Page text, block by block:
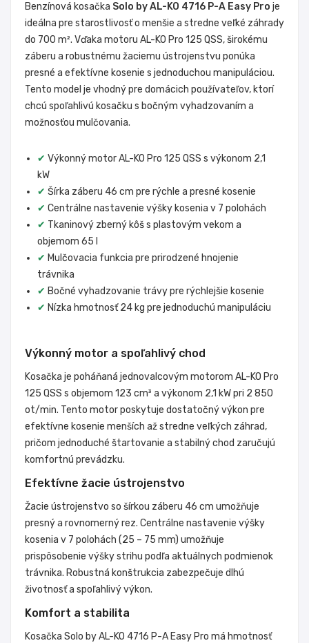
Benzínová kosačka Solo by AL-KO 4716 P-A Easy Pro je
ideálna pre starostlivosť o menšie a stredne veľké záhrady
do 700 m². Vďaka motoru AL-KO Pro 125 QSS, širokému
záberu a robustnému žaciemu ústrojenstvu ponúka
presné a efektívne kosenie s jednoduchou manipuláciou.
Tento model je vhodný pre domácich používateľov, ktorí
chcú spoľahlivú kosačku s bočným vyhadzovaním a
možnosťou mulčovania.
✔ Výkonný motor AL-KO Pro 125 QSS s výkonom 2,1
kW
✔ Šírka záberu 46 cm pre rýchle a presné kosenie
✔ Centrálne nastavenie výšky kosenia v 7 polohách
✔ Tkaninový zberný kôš s plastovým vekom a
objemom 65 l
✔ Mulčovacia funkcia pre prirodzené hnojenie
trávnika
✔ Bočné vyhadzovanie trávy pre rýchlejšie kosenie
✔ Nízka hmotnosť 24 kg pre jednoduchú manipuláciu
Výkonný motor a spoľahlivý chod
Kosačka je poháňaná jednovalcovým motorom AL-KO Pro
125 QSS s objemom 123 cm³ a výkonom 2,1 kW pri 2 850
ot/min. Tento motor poskytuje dostatočný výkon pre
efektívne kosenie menších až stredne veľkých záhrad,
pričom jednoduché štartovanie a stabilný chod zaručujú
komfortnú prevádzku.
Efektívne žacie ústrojenstvo
Žacie ústrojenstvo so šírkou záberu 46 cm umožňuje
presný a rovnomerný rez. Centrálne nastavenie výšky
kosenia v 7 polohách (25 – 75 mm) umožňuje
prispôsobenie výšky strihu podľa aktuálnych podmienok
trávnika. Robustná konštrukcia zabezpečuje dlhú
životnosť a spoľahlivý výkon.
Komfort a stabilita
Kosačka Solo by AL-KO 4716 P-A Easy Pro má hmotnosť